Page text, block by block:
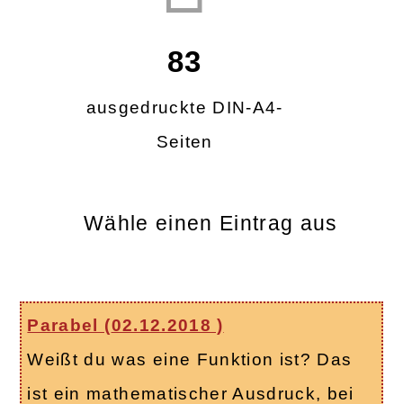
83
ausgedruckte DIN-A4-
Seiten
Wähle einen Eintrag aus
Parabel (02.12.2018 )
Weißt du was eine Funktion ist? Das
ist ein mathematischer Ausdruck, bei